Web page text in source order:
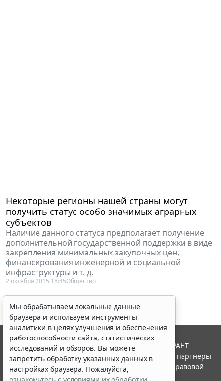
Некоторые регионы нашей страны могут
получить статус особо значимых аграрных
субъектов
Наличие данного статуса предполагает получение
дополнительной государственной поддержки в виде
закрепления минимальных закупочных цен,
финансирования инженерной и социальной
инфраструктуры и т. д.
2 октября 2015 18:45Общество
Мы обрабатываем локальные данные
браузера и используем инструменты
аналитики в целях улучшения и обеспечения
работоспособности сайта, статистических
исследований и обзоров. Вы можете
запретить обработку указанных данных в
настройках браузера. Пожалуйста,
© ООО "НПП "ГАРАНТ-СЕРВИС", 2026. Система ГАРАНТ
выпускается с 1990 года. Компания "Гарант" и ее партнеры
являются участниками Российской ассоциации правовой
информации ГАРАНТ.